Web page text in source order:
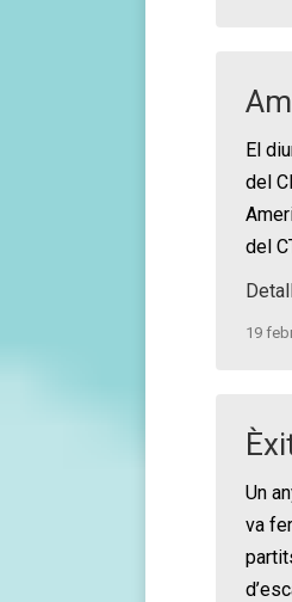
El
del
del
19
Un
va